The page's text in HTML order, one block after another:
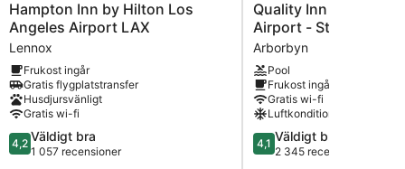
Hampton
Inn
by
Hilton
Los
Angeles
Airport
LAX
Lennox
Hampton Inn by Hilton Los
Angeles Airport LAX
Lennox
Frukost ingår
Gratis flygplatstransfer
Husdjursvänligt
Gratis wi-fi
4.2
av
4,2 Väldigt bra
1 057 recensioner
Quality
Inn
&
Suites
Los
Angeles
Airport
-
Stadium
District
Quality Inn & Suites
Airport - Stadium
Arborbyn
Pool
Frukost ingår
Gratis wi-fi
Luftkonditionering
4.1
av
4,1 Väldigt bra
2 345 recensioner